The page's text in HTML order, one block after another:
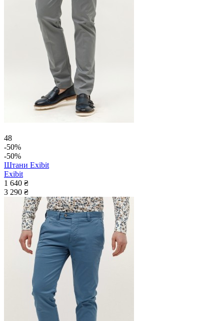
48
-50%
-50%
Штани Exibit
Exibit
1 640 ₴
3 290 ₴